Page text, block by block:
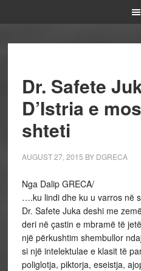
Dr. Safete
D’Istria e
shteti
AUGUST 27, 2015 BY DGRECA
Nga Dalip GRECA/
….ku lindi dhe ku u varros në
Dr. Safete Juka deshi me
deri në çastin e mbramë të
një përkushtim shembullor
si një intelektulae e klasit të
poliglotja, piktorja, eseistja,